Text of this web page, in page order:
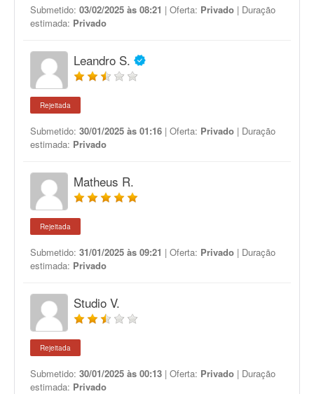
Submetido: 03/02/2025 às 08:21 | Oferta: Privado | Duração
estimada: Privado
Leandro S.
Rejeitada
Submetido: 30/01/2025 às 01:16 | Oferta: Privado | Duração
estimada: Privado
Matheus R.
Rejeitada
Submetido: 31/01/2025 às 09:21 | Oferta: Privado | Duração
estimada: Privado
Studio V.
Rejeitada
Submetido: 30/01/2025 às 00:13 | Oferta: Privado | Duração
estimada: Privado